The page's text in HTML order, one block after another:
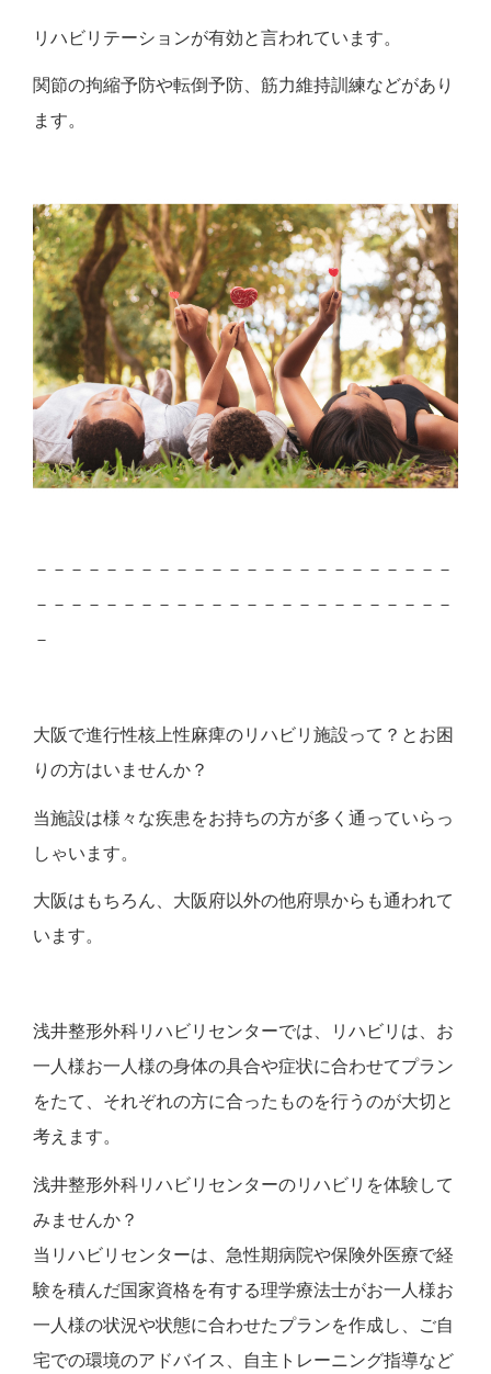
リハビリテーションが有効と言われています。
関節の拘縮予防や転倒予防、筋力維持訓練などがあり
ます。
－－－－－－－－－－－－－－－－－－－－－－－－
－－－－－－－－－－－－－－－－－－－－－－－－
－
大阪で進行性核上性麻痺のリハビリ施設って？とお困
りの方はいませんか？
当施設は様々な疾患をお持ちの方が多く通っていらっ
しゃいます。
大阪はもちろん、大阪府以外の他府県からも通われて
います。
浅井整形外科リハビリセンターでは、リハビリは、お
一人様お一人様の身体の具合や症状に合わせてプラン
をたて、それぞれの方に合ったものを行うのが大切と
考えます。
浅井整形外科リハビリセンターのリハビリを体験して
みませんか？
当リハビリセンターは、急性期病院や保険外医療で経
験を積んだ国家資格を有する理学療法士がお一人様お
一人様の状況や状態に合わせたプランを作成し、ご自
宅での環境のアドバイス、自主トレーニング指導など